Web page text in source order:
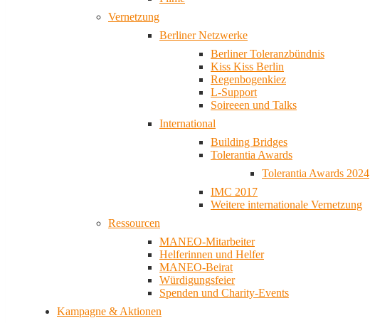
Vernetzung
Berliner Netzwerke
Berliner Toleranzbündnis
Kiss Kiss Berlin
Regenbogenkiez
L-Support
Soireeen und Talks
International
Building Bridges
Tolerantia Awards
Tolerantia Awards 2024
IMC 2017
Weitere internationale Vernetzung
Ressourcen
MANEO-Mitarbeiter
Helferinnen und Helfer
MANEO-Beirat
Würdigungsfeier
Spenden und Charity-Events
Kampagne & Aktionen